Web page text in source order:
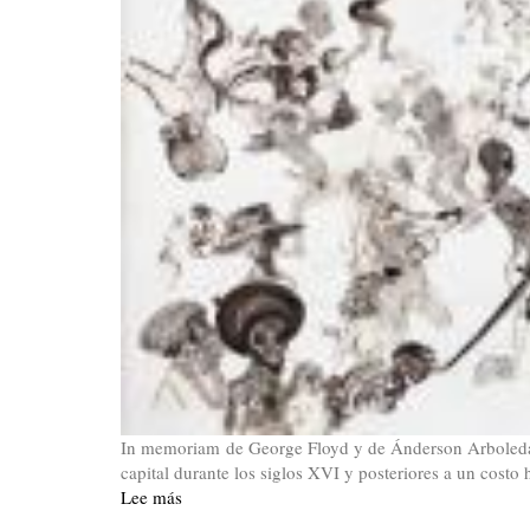
In memoriam de George Floyd y de Ánderson
capital durante los siglos XVI y posteriores a un costo
Lee más